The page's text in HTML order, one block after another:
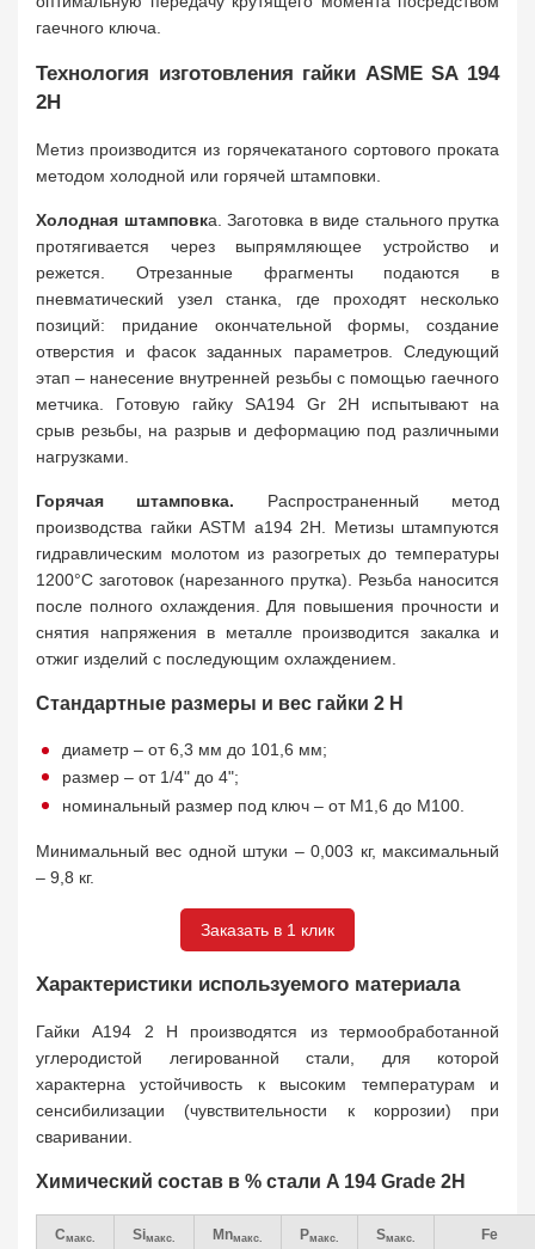
гаечного ключа.
Технология изготовления гайки ASME SA 194
2H
Метиз производится из горячекатаного сортового проката
методом холодной или горячей штамповки.
Холодная штамповка. Заготовка в виде стального прутка
протягивается через выпрямляющее устройство и
режется. Отрезанные фрагменты подаются в
пневматический узел станка, где проходят несколько
позиций: придание окончательной формы, создание
отверстия и фасок заданных параметров. Следующий
этап – нанесение внутренней резьбы с помощью гаечного
метчика. Готовую гайку SA194 Gr 2H испытывают на
срыв резьбы, на разрыв и деформацию под различными
нагрузками.
Горячая штамповка. Распространенный метод
производства гайки ASTM а194 2H. Метизы штампуются
гидравлическим молотом из разогретых до температуры
1200°C заготовок (нарезанного прутка). Резьба наносится
после полного охлаждения. Для повышения прочности и
снятия напряжения в металле производится закалка и
отжиг изделий с последующим охлаждением.
Стандартные размеры и вес гайки 2 H
диаметр – от 6,3 мм до 101,6 мм;
размер – от 1/4" до 4";
номинальный размер под ключ – от M1,6 до M100.
Минимальный вес одной штуки – 0,003 кг, максимальный
– 9,8 кг.
Заказать в 1 клик
Характеристики используемого материала
Гайки A194 2 H производятся из термообработанной
углеродистой легированной стали, для которой
характерна устойчивость к высоким температурам и
сенсибилизации (чувствительности к коррозии) при
сваривании.
Химический состав в % стали A 194 Grade 2H
Cмакс. Siмакс. Mnмакс. Pмакс. Sмакс. Fe